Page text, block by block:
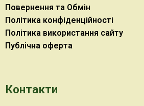
Повернення та Обмін
Політика конфіденційності
Політика використання сайту
Публічна оферта
Контакти